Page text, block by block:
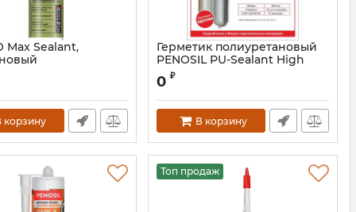
Max Sealant,
герметик,
мл
корзину
Герметик полиуретановый
PENOSIL PU-Sealant High
Modulus
0 ₽
В корзину
Топ продаж